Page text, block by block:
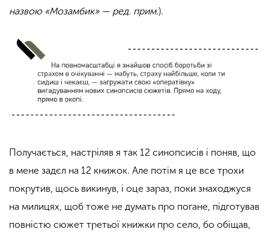
назвою «Мозамбик»— ред. прим.).
Получається, настріляв я так 12 синопсисів і поняв, що
в мене задєл на 12 книжок. Але потім я це все трохи
покрутив, щось викинув, і оце зараз, поки знаходжуся
на милицях, щоб тоже не думать про погане, підготував
повністю сюжет третьої книжки про село, бо обіщав,